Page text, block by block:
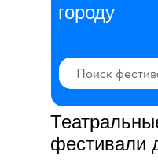
Поиск
городу
фестивали